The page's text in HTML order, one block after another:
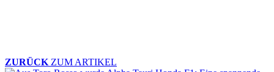
ZURÜCK ZUM ARTIKEL